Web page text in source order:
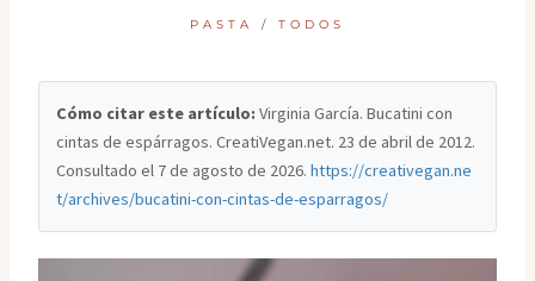
PASTA / TODOS
Cómo citar este artículo: Virginia García. Bucatini con
cintas de espárragos. CreatiVegan.net. 23 de abril de 2012.
Consultado el 7 de agosto de 2026.https://creativegan.ne
t/archives/bucatini-con-cintas-de-esparragos/